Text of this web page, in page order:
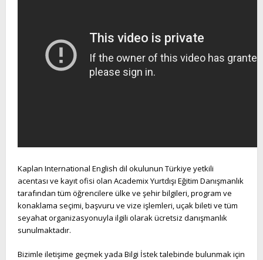
Kaplan International English dil okulunun Türkiye yetkili
acentası ve kayıt ofisi olan Academix Yurtdışı Eğitim Danışmanlık
tarafından tüm öğrencilere ülke ve şehir bilgileri, program ve
konaklama seçimi, başvuru ve vize işlemleri, uçak bileti ve tüm
seyahat organizasyonuyla ilgili olarak ücretsiz danışmanlık
sunulmaktadır.
Bizimle iletişime geçmek yada Bilgi İstek talebinde bulunmak için